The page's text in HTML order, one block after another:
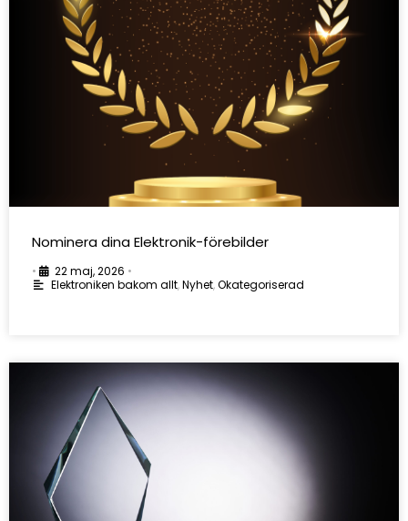
Nominera dina Elektronik-förebilder
• 22 maj, 2026 •
Elektroniken bakom allt,Nyhet,Okategoriserad